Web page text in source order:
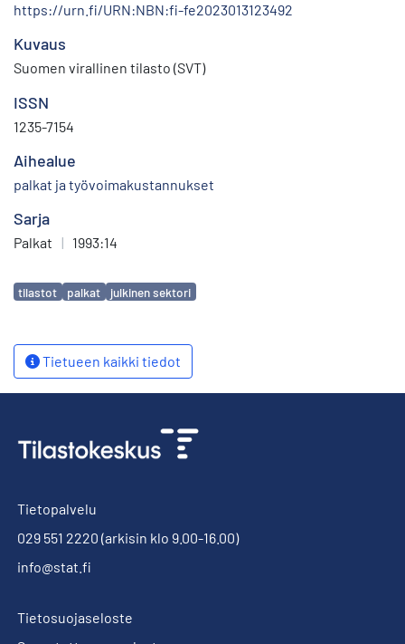
https://urn.fi/URN:NBN:fi-fe2023013123492
Kuvaus
Suomen virallinen tilasto (SVT)
ISSN
1235-7154
Aihealue
palkat ja työvoimakustannukset
Sarja
Palkat | 1993:14
Avainsanat
tilastot palkat julkinen sektori
Tietueen kaikki tiedot
Tietopalvelu
029 551 2220 (arkisin klo 9.00-16.00)
info@stat.fi
Tietosuojaseloste